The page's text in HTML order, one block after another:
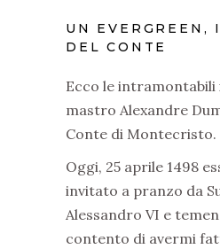
UN EVERGREEN,
DEL CONTE
Ecco le intramontabili
mastro Alexandre
Conte di Montecristo.
Oggi, 25 aprile 1498
invitato a pranzo da
Alessandro VI e
contento di avermi